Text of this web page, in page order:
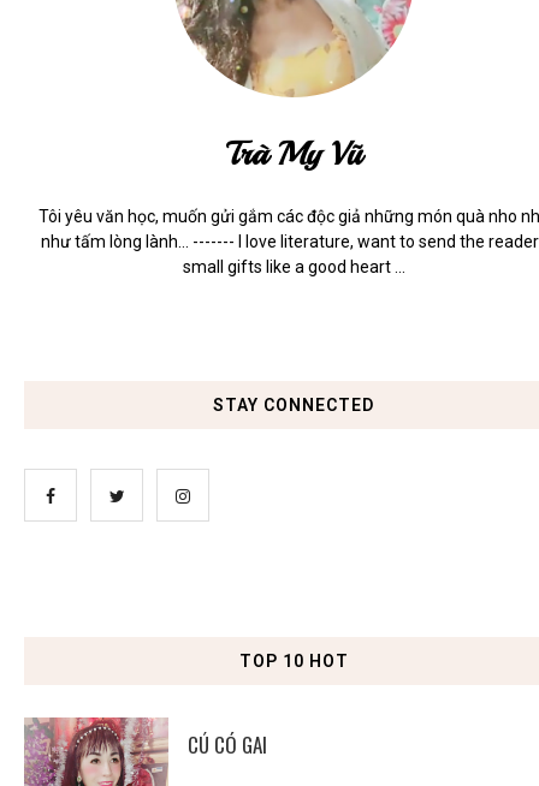
Trà My Vũ
Tôi yêu văn học, muốn gửi gắm các độc giả những món quà nho
như tấm lòng lành... ------- I love literature, want to send the
small gifts like a good heart ...
STAY CONNECTED
TOP 10 HOT
CÚ CÓ GAI